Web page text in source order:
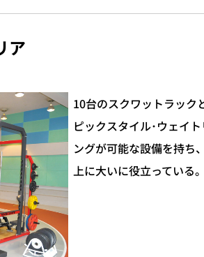
ア
10台のスクワットラック
ピックスタイル･ウェイ
ングが可能な設備を持ち
上に大いに役立っている。